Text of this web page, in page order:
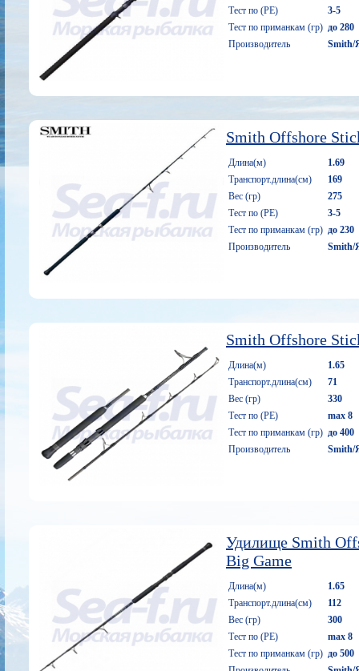
Тест по (PE)
3-5
Тест по приманкам (гр) до 280
Производитель
Smith/
Smith Offshore
Длина(м)
1.69
Транспорт.длина(см)
169
Вес (гр)
275
Тест по (PE)
3-5
Тест по приманкам (гр) до 230
Производитель
Smith/
Smith Offshore
Длина(м)
1.65
Транспорт.длина(см)
71
Вес (гр)
330
Тест по (PE)
max 8
Тест по приманкам (гр) до 400
Производитель
Smith/
Удилище Smith
Big Game
Длина(м)
1.65
Транспорт.длина(см)
112
Вес (гр)
300
Тест по (PE)
max 8
Тест по приманкам (гр) до 500